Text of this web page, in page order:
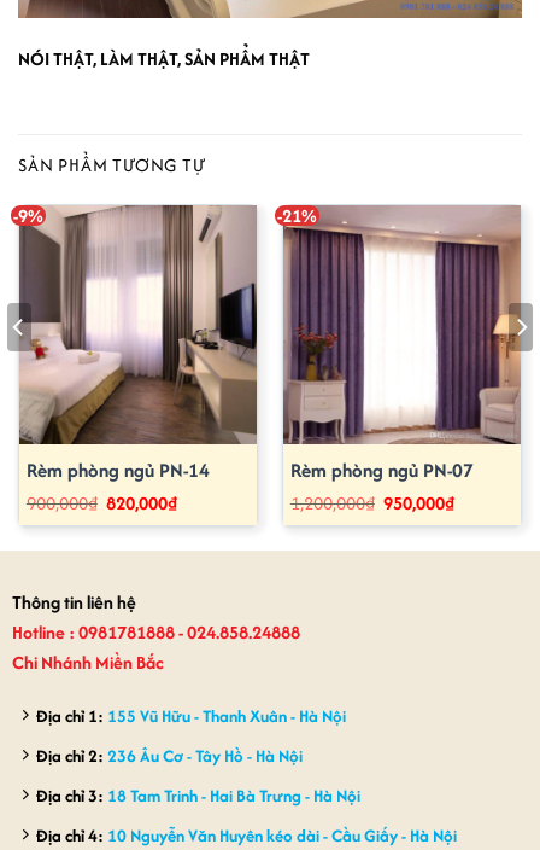
NÓI THẬT, LÀM THẬT, SẢN PHẨM THẬT
SẢN PHẨM TƯƠNG TỰ
-9%
Rèm phòng ngủ PN-14
900,000₫ Giá
gốc
là:
900,000₫.
820,000₫Giá
hiện
tại
là:
-21%
Rèm phòng ngủ PN-07
1,200,000₫ Giá
gốc
là:
1,200,000₫.
950,000₫Giá
hiện
tại
là:
Thông tin liên hệ
Hotline : 0981781888 - 024.858.24888
Chi Nhánh Miền Bắc
Địa chỉ 1: 155 Vũ Hữu - Thanh Xuân - Hà Nội
Địa chỉ 2: 236 Âu Cơ - Tây Hồ - Hà Nội
Địa chỉ 3: 18 Tam Trinh - Hai Bà Trưng - Hà Nội
Địa chỉ 4: 10 Nguyễn Văn Huyên kéo dài - Cầu Giấy - Hà Nội